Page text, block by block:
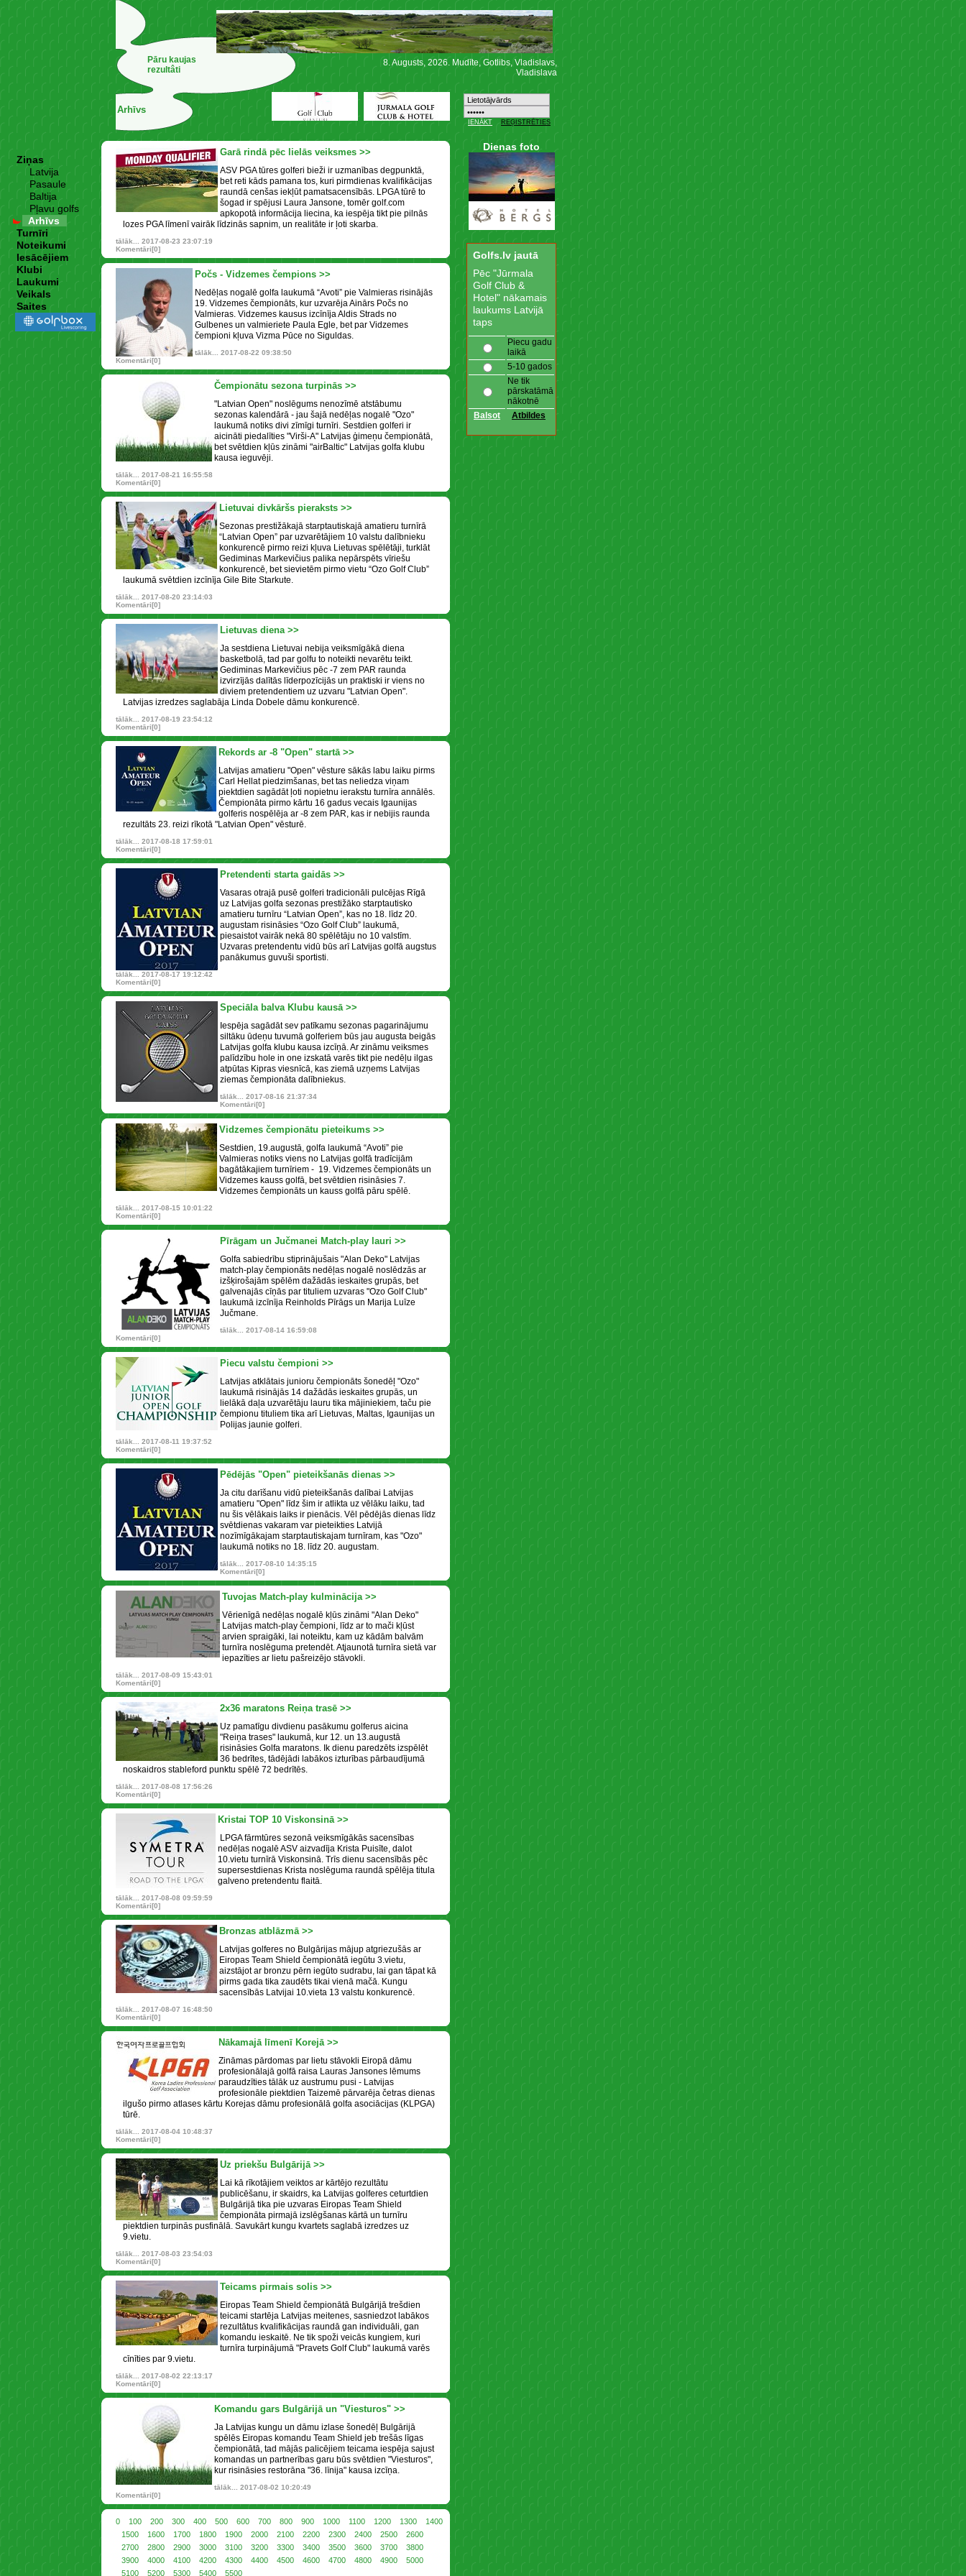
Arhīvs
8. Augusts, 2026. Mudīte, Gotlibs, Vladislavs,
Vladislava
Pāru kaujas
rezultâti
Ziņas
Latvija
Pasaule
Baltija
Pļavu golfs
Arhīvs
Turnīri
Noteikumi
Iesācējiem
Klubi
Laukumi
Veikals
Saites
Garā rindā pēc lielās veiksmes >>
ASV PGA tūres golferi bieži ir uzmanības degpunktā,
bet reti kāds pamana tos, kuri pirmdienas kvalifikācijas
raundā cenšas iekļūt pamatsacensībās. LPGA tūrē to
šogad ir spējusi Laura Jansone, tomēr golf.com
apkopotā informācija liecina, ka iespēja tikt pie pilnās
lozes PGA līmenī vairāk līdzinās sapnim, un realitāte ir ļoti skarba.
tālāk...
2017-08-23 23:07:19
Komentāri[0]
Počs - Vidzemes čempions >>
Nedēļas nogalē golfa laukumā “Avoti” pie Valmieras risinājās
19. Vidzemes čempionāts, kur uzvarēja Ainārs Počs no
Valmieras. Vidzemes kausus izcīnīja Aldis Strads no
Gulbenes un valmieriete Paula Egle, bet par Vidzemes
čempioni kļuva Vizma Pūce no Siguldas.
tālāk...
2017-08-22 09:38:50
Komentāri[0]
Čempionātu sezona turpinās >>
"Latvian Open" noslēgums nenozīmē atstābumu
sezonas kalendārā - jau šajā nedēļas nogalē "Ozo"
laukumā notiks divi zīmīgi turnīri. Sestdien golferi ir
aicināti piedalīties "Virši-A" Latvijas ģimeņu čempionātā,
bet svētdien kļūs zināmi "airBaltic" Latvijas golfa klubu
kausa ieguvēji.
tālāk...
2017-08-21 16:55:58
Komentāri[0]
Lietuvai divkāršs pieraksts >>
Sezonas prestižākajā starptautiskajā amatieru turnīrā
“Latvian Open” par uzvarētājiem 10 valstu dalībnieku
konkurencē pirmo reizi kļuva Lietuvas spēlētāji, turklāt
Gediminas Markevičius palika nepārspēts vīriešu
konkurencē, bet sievietēm pirmo vietu “Ozo Golf Club”
laukumā svētdien izcīnīja Gile Bite Starkute.
tālāk...
2017-08-20 23:14:03
Komentāri[0]
Lietuvas diena >>
Ja sestdiena Lietuvai nebija veiksmīgākā diena
basketbolā, tad par golfu to noteikti nevarētu teikt.
Gediminas Markevičius pēc -7 zem PAR raunda
izvirzījās dalītās līderpozīcijās un praktiski ir viens no
diviem pretendentiem uz uzvaru "Latvian Open".
Latvijas izredzes saglabāja Linda Dobele dāmu konkurencē.
tālāk...
2017-08-19 23:54:12
Komentāri[0]
Rekords ar -8 "Open" startā >>
Latvijas amatieru "Open" vēsture sākās labu laiku pirms
Carl Hellat piedzimšanas, bet tas neliedza viņam
piektdien sagādāt ļoti nopietnu ierakstu turnīra annālēs.
Čempionāta pirmo kārtu 16 gadus vecais Igaunijas
golferis nospēlēja ar -8 zem PAR, kas ir nebijis raunda
rezultāts 23. reizi rīkotā "Latvian Open" vēsturē.
tālāk...
2017-08-18 17:59:01
Komentāri[0]
Pretendenti starta gaidās >>
Vasaras otrajā pusē golferi tradicionāli pulcējas Rīgā
uz Latvijas golfa sezonas prestižāko starptautisko
amatieru turnīru “Latvian Open”, kas no 18. līdz 20.
augustam risināsies “Ozo Golf Club” laukumā,
piesaistot vairāk nekā 80 spēlētāju no 10 valstīm.
Uzvaras pretendentu vidū būs arī Latvijas golfā augstus
panākumus guvuši sportisti.
tālāk...
2017-08-17 19:12:42
Komentāri[0]
Speciāla balva Klubu kausā >>
Iespēja sagādāt sev patīkamu sezonas pagarinājumu
siltāku ūdeņu tuvumā golferiem būs jau augusta beigās
Latvijas golfa klubu kausa izcīņā. Ar zināmu veiksmes
palīdzību hole in one izskatā varēs tikt pie nedēļu ilgas
atpūtas Kipras viesnīcā, kas ziemā uzņems Latvijas
ziemas čempionāta dalībniekus.
tālāk...
2017-08-16 21:37:34
Komentāri[0]
Vidzemes čempionātu pieteikums >>
Sestdien, 19.augustā, golfa laukumā “Avoti” pie
Valmieras notiks viens no Latvijas golfā tradīcijām
bagātākajiem turnīriem - 19. Vidzemes čempionāts un
Vidzemes kauss golfā, bet svētdien risināsies 7.
Vidzemes čempionāts un kauss golfā pāru spēlē.
tālāk...
2017-08-15 10:01:22
Komentāri[0]
Pīrāgam un Jučmanei Match-play lauri >>
Golfa sabiedrību stiprinājušais "Alan Deko" Latvijas
match-play čempionāts nedēļas nogalē noslēdzās ar
izšķirošajām spēlēm dažādās ieskaites grupās, bet
galvenajās cīņās par tituliem uzvaras "Ozo Golf Club"
laukumā izcīnīja Reinholds Pīrāgs un Marija Luīze
Jučmane.
tālāk...
2017-08-14 16:59:08
Komentāri[0]
Piecu valstu čempioni >>
Latvijas atklātais junioru čempionāts šonedēļ "Ozo"
laukumā risinājās 14 dažādās ieskaites grupās, un
lielākā daļa uzvarētāju lauru tika mājiniekiem, taču pie
čempionu tituliem tika arī Lietuvas, Maltas, Igaunijas un
Polijas jaunie golferi.
tālāk...
2017-08-11 19:37:52
Komentāri[0]
Pēdējās "Open" pieteikšanās dienas >>
Ja citu darīšanu vidū pieteikšanās dalībai Latvijas
amatieru "Open" līdz šim ir atlikta uz vēlāku laiku, tad
nu šis vēlākais laiks ir pienācis. Vēl pēdējās dienas līdz
svētdienas vakaram var pieteikties Latvijā
nozīmīgākajam starptautiskajam turnīram, kas "Ozo"
laukumā notiks no 18. līdz 20. augustam.
tālāk...
2017-08-10 14:35:15
Komentāri[0]
Tuvojas Match-play kulminācija >>
Vērienīgā nedēļas nogalē kļūs zināmi "Alan Deko"
Latvijas match-play čempioni, līdz ar to mači kļūst
arvien spraigāki, lai noteiktu, kam uz kādām balvām
turnīra noslēguma pretendēt. Atjaunotā turnīra sietā var
iepazīties ar lietu pašreizējo stāvokli.
tālāk...
2017-08-09 15:43:01
Komentāri[0]
2x36 maratons Reiņa trasē >>
Uz pamatīgu divdienu pasākumu golferus aicina
"Reiņa trases" laukumā, kur 12. un 13.augustā
risināsies Golfa maratons. Ik dienu paredzēts izspēlēt
36 bedrītes, tādējādi labākos izturības pārbaudījumā
noskaidros stableford punktu spēlē 72 bedrītēs.
tālāk...
2017-08-08 17:56:26
Komentāri[0]
Kristai TOP 10 Viskonsinā >>
LPGA fārmtūres sezonā veiksmīgākās sacensības
nedēļas nogalē ASV aizvadīja Krista Puisīte, dalot
10.vietu turnīrā Viskonsinā. Trīs dienu sacensībās pēc
supersestdienas Krista noslēguma raundā spēlēja titula
galveno pretendentu flaitā.
tālāk...
2017-08-08 09:59:59
Komentāri[0]
Bronzas atblāzmā >>
Latvijas golferes no Bulgārijas mājup atgriezušās ar
Eiropas Team Shield čempionātā iegūtu 3.vietu,
aizstājot ar bronzu pērn iegūto sudrabu, lai gan tāpat kā
pirms gada tika zaudēts tikai vienā mačā. Kungu
sacensībās Latvijai 10.vieta 13 valstu konkurencē.
tālāk...
2017-08-07 16:48:50
Komentāri[0]
Nākamajā līmenī Korejā >>
Zināmas pārdomas par lietu stāvokli Eiropā dāmu
profesionālajā golfā raisa Lauras Jansones lēmums
paraudzīties tālāk uz austrumu pusi - Latvijas
profesionāle piektdien Taizemē pārvarēja četras dienas
ilgušo pirmo atlases kārtu Korejas dāmu profesionālā golfa asociācijas (KLPGA)
tūrē.
tālāk...
2017-08-04 10:48:37
Komentāri[0]
Uz priekšu Bulgārijā >>
Lai kā rīkotājiem veiktos ar kārtējo rezultātu
publicēšanu, ir skaidrs, ka Latvijas golferes ceturtdien
Bulgārijā tika pie uzvaras Eiropas Team Shield
čempionāta pirmajā izslēgšanas kārtā un turnīru
piektdien turpinās pusfinālā. Savukārt kungu kvartets saglabā izredzes uz
9.vietu.
tālāk...
2017-08-03 23:54:03
Komentāri[0]
Teicams pirmais solis >>
Eiropas Team Shield čempionātā Bulgārijā trešdien
teicami startēja Latvijas meitenes, sasniedzot labākos
rezultātus kvalifikācijas raundā gan individuāli, gan
komandu ieskaitē. Ne tik spoži veicās kungiem, kuri
turnīra turpinājumā "Pravets Golf Club" laukumā varēs
cīnīties par 9.vietu.
tālāk...
2017-08-02 22:13:17
Komentāri[0]
Komandu gars Bulgārijā un "Viesturos" >>
Ja Latvijas kungu un dāmu izlase šonedēļ Bulgārijā
spēlēs Eiropas komandu Team Shield jeb trešās līgas
čempionātā, tad mājās palicējiem teicama iespēja sajust
komandas un partnerības garu būs svētdien "Viesturos",
kur risināsies restorāna "36. līnija" kausa izcīņa.
tālāk...
2017-08-02 10:20:49
Komentāri[0]
0 100 200 300 400 500 600 700 800 900 1000 1100 1200 1300
1400
1500
1600 1700 1800 1900 2000 2100 2200 2300 2400 2500
2600
2700
2800 2900 3000 3100 3200 3300 3400 3500 3600 3700
3800
3900
4000 4100 4200 4300 4400 4500 4600 4700 4800 4900
5000
5100
5200 5300 5400 5500
Dienas foto
Golfs.lv jautā
Pēc "Jūrmala
Golf Club &
Hotel" nākamais
laukums Latvijā
taps
Piecu gadu
laikā
5-10 gados
Ne tik
pārskatāmā
nākotnē